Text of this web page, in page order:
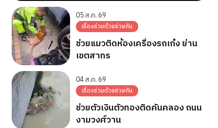
05 ส.ค. 69
เรื่องร่วมด้วยช่วยกัน
ช่วยแมวติดห้องเครื่องรถเก๋ง ย่าน
เขตสาทร
04 ส.ค. 69
เรื่องร่วมด้วยช่วยกัน
ช่วยตัวเงินตัวทองติดคันคลอง ถนน
งามวงศ์วาน